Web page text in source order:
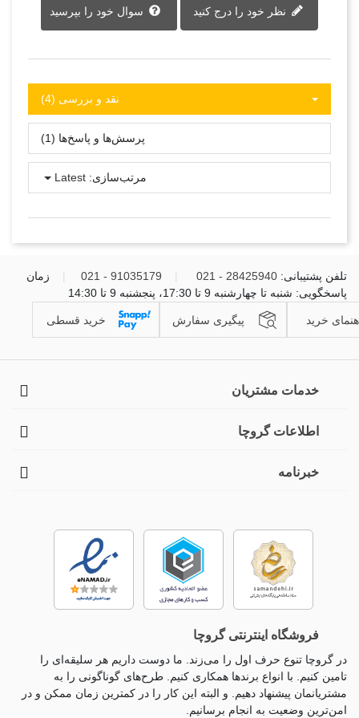
سوال خود را بپرسید
نقد و بررسی‌‌ (4)
پرسش‌ها و پاسخ‌ها (1)
مرتب‌سازی: Latest
تلفن پشتیبانی: 28425940 - 021
91035179 - 021
زمان
پاسخگویی: شنبه تا چهارشنبه 9 تا 17:30، پنجشنبه 9 تا 14:30
خرید پیگیری سفارش خرید قسطی
خدمات مشتریان
اطلاعات گروچا
خبرنامه
فروشگاه اینترنتی گروچا
در گروچا تنوع حرف اول را می‌زند. ما دوست داریم هر سلیقه‌ای را
تامین کنیم. با انواع برندها همکاری کنیم. طرح‌های گوناگونی را به
مشتریانمان پیشنهاد دهیم. و البته این کار را در کمترین زمان ممکن و در
امن‌ترین وضعیت به انجام برسانیم.